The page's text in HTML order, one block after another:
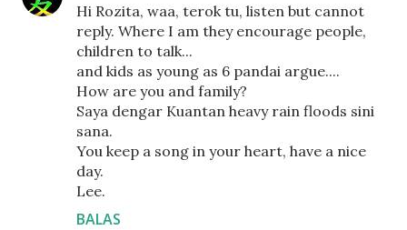
Hi Rozita, waa, terok tu, listen but cannot
reply. Where I am they encourage people,
children to talk...
and kids as young as 6 pandai argue....
How are you and family?
Saya dengar Kuantan heavy rain floods sini
sana.
You keep a song in your heart, have a nice
day.
Lee.
BALAS